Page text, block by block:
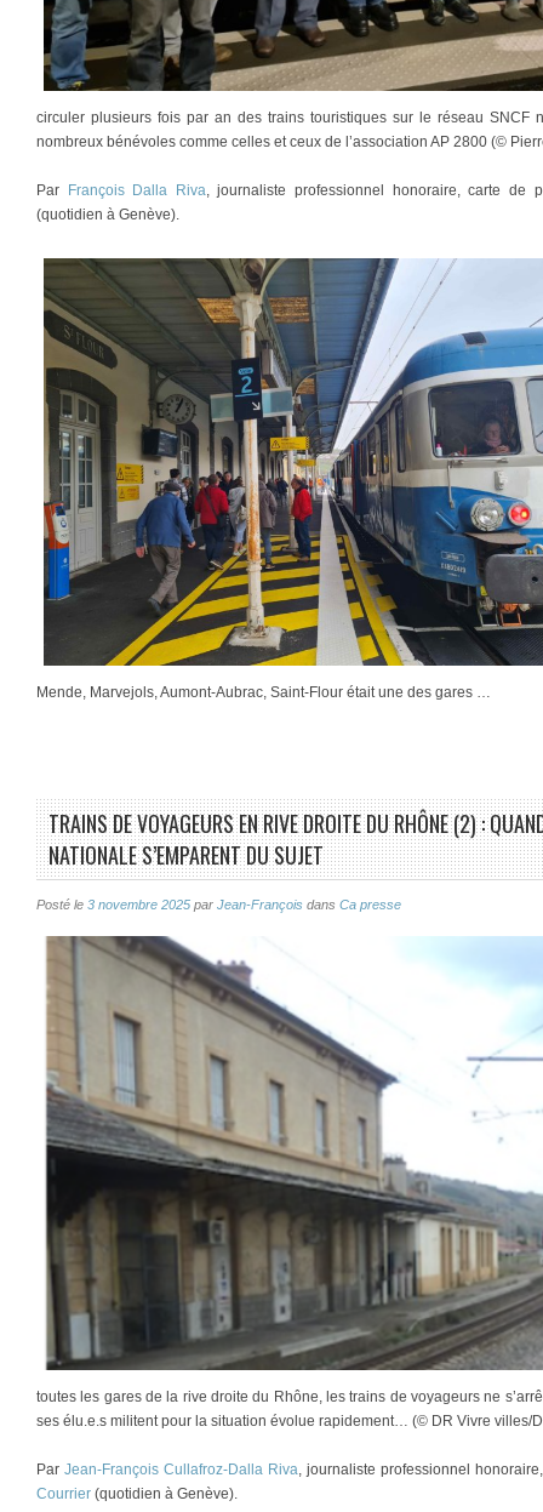
circuler plusieurs fois par an des trains touristiques sur le réseau SNCF
nombreux bénévoles comme celles et ceux de l’association AP 2800 (©
Par François Dalla Riva, journaliste professionnel honoraire, carte de
(quotidien à Genève).
Mende, Marvejols, Aumont-Aubrac, Saint-Flour était une des gares …
TRAINS DE VOYAGEURS EN RIVE DROITE DU RHÔNE (2) :
NATIONALE S’EMPARENT DU SUJET
Posté le 3 novembre 2025 par Jean-François dans Ca presse
toutes les gares de la rive droite du Rhône, les trains de voyageurs ne
ses élu.e.s militent pour la situation évolue rapidement… (© DR Vivre villes/
Par Jean-François Cullafroz-Dalla Riva , journaliste professionnel
Courrier (quotidien à Genève).